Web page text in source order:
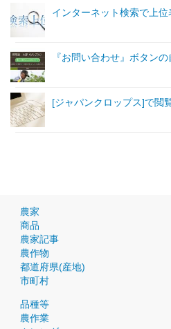
インターネット検索で上
『お問い合わせ』ボタン
[ジャパンクロップス]で閲
農家
商品
農家記事
農作物
都道府県(産地)
市町村
品種等
農作業